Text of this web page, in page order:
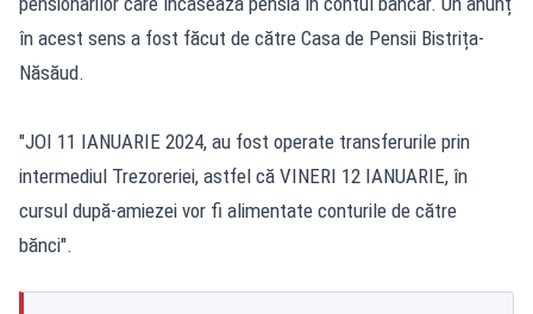
în acest sens a fost făcut de către Casa de Pensii Bistrița-
Năsăud.
"JOI 11 IANUARIE 2024, au fost operate transferurile prin
intermediul Trezoreriei, astfel că VINERI 12 IANUARIE, în
cursul după-amiezei vor fi alimentate conturile de către
bănci".